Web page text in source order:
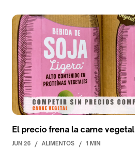
El precio frena la carne vegetal
JUN 26 / ALIMENTOS / 1 MIN